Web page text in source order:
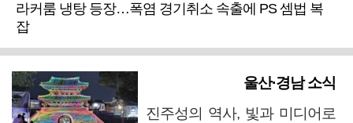
라커룸 냉탕 등장…폭염 경기취소 속출에 PS 셈법 복
잡
울산·경남 소식
진주성의 역사, 빛과 미디어로